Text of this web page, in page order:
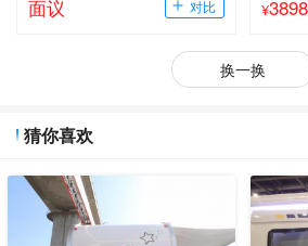
面议 ¥
换一换
猜你喜欢